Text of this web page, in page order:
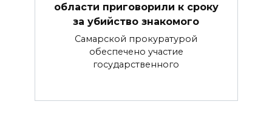
области приговорили к сроку
за убийство знакомого
Самарской прокуратурой
обеспечено участие
государственного